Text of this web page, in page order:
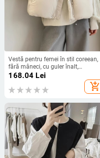
Vestă pentru femei în stil coreean,
fără mâneci, cu guler înalt,
umplutură din bumbac, țesătură
poliester-bumbac, croială liberă,
iarna 2025
168.04 Lei
add_shopping_cart